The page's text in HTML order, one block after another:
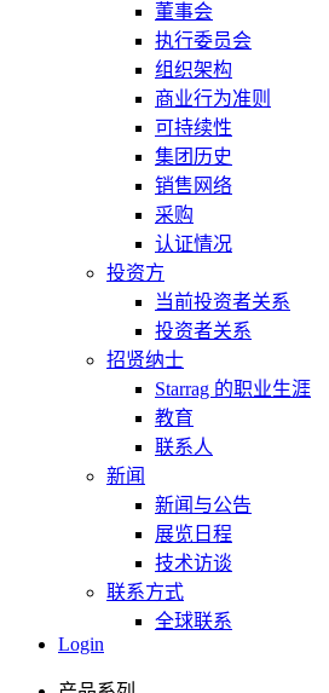
董事会
执行委员会
组织架构
商业行为准则
可持续性
集团历史
销售网络
采购
认证情况
投资方
当前投资者关系
投资者关系
招贤纳士
Starrag 的职业生涯
教育
联系人
新闻
新闻与公告
展览日程
技术访谈
联系方式
全球联系
Login